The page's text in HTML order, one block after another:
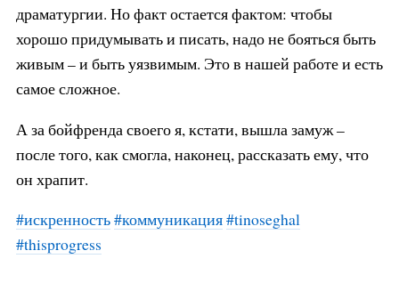
драматургии. Но факт остается фактом: чтобы
хорошо придумывать и писать, надо не бояться быть
живым – и быть уязвимым. Это в нашей работе и есть
самое сложное.
А за бойфренда своего я, кстати, вышла замуж –
после того, как смогла, наконец, рассказать ему, что
он храпит.
#искренность#коммуникация#tinoseghal
#thisprogress